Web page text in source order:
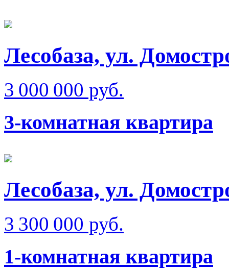
Лесобаза, ул.
3 000 000 руб.
3-комнатная квартира
Лесобаза, ул.
3 300 000 руб.
1-комнатная квартира